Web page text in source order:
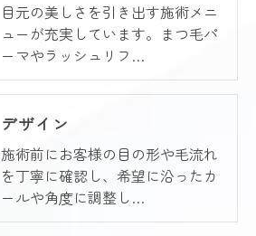
目元の美しさを引き出す施術メニ
ューが充実しています。まつ毛パ
ーマやラッシュリフ…
デザイン
施術前にお客様の目の形や毛流れ
を丁寧に確認し、希望に沿ったカ
ールや角度に調整し…